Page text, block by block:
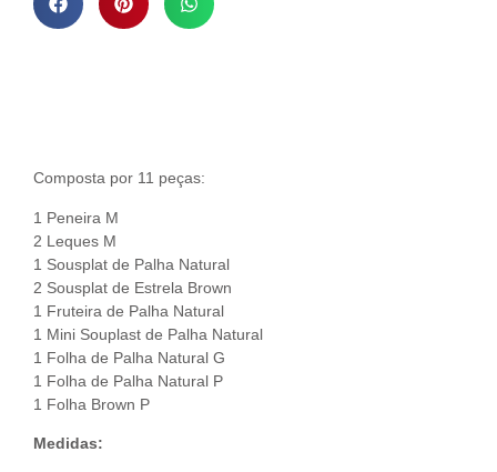
Composta por 11 peças:
1 Peneira M
2 Leques M
1 Sousplat de Palha Natural
2 Sousplat de Estrela Brown
1 Fruteira de Palha Natural
1 Mini Souplast de Palha Natural
1 Folha de Palha Natural G
1 Folha de Palha Natural P
1 Folha Brown P
Medidas: